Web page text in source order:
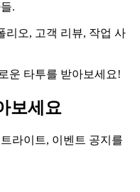
.
리오, 고객 리뷰, 작업 사
운 타투를 받아보세요!
보세요
라이트, 이벤트 공지를